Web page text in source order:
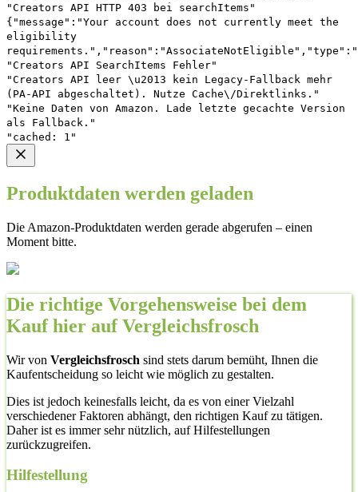
"Creators API HTTP 403 bei searchItems"
{"message":"Your account does not currently meet the
eligibility
"Creators API SearchItems Fehler"
"Creators API leer \u2013 kein Legacy-Fallback mehr
(PA-API abgeschaltet). Nutze Cache\/Direktlinks."
"Keine Daten von Amazon. Lade letzte gecachte Version
als Fallback."
"cached: 1"
Produktdaten werden geladen
Die Amazon-Produktdaten werden gerade abgerufen – einen
Moment bitte.
Die richtige Vorgehensweise bei dem
Kauf hier auf Vergleichsfrosch
Wir von Vergleichsfrosch sind stets darum bemüht, Ihnen die
Kaufentscheidung so leicht wie möglich zu gestalten.
Dies ist jedoch keinesfalls leicht, da es von einer Vielzahl
verschiedener Faktoren abhängt, den richtigen Kauf zu tätigen.
Daher ist es immer sehr nützlich, auf Hilfestellungen
zurückzugreifen.
Hilfestellung